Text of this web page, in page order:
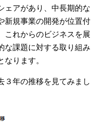
ェアがあり、中長期的な
新規事業の開発が位置付
これからのビジネスを展
な課題に対する取り組み
ります。
３年の推移を見てみまし